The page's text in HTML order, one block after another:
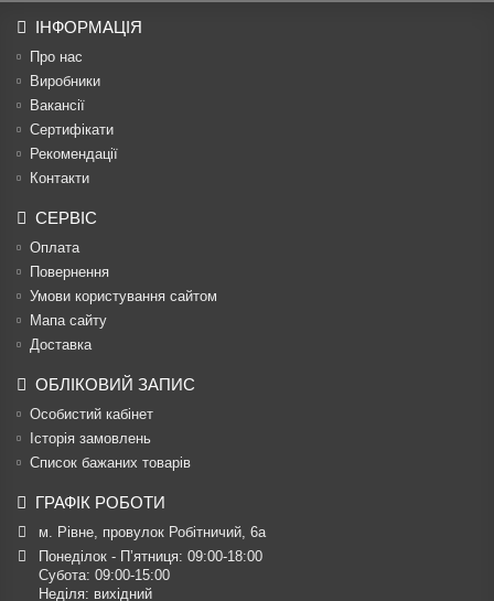
ІНФОРМАЦІЯ
Про нас
Виробники
Вакансії
Сертифікати
Рекомендації
Контакти
СЕРВІС
Оплата
Повернення
Умови користування сайтом
Мапа сайту
Доставка
ОБЛІКОВИЙ ЗАПИС
Особистий кабінет
Історія замовлень
Список бажаних товарів
ГРАФІК РОБОТИ
м. Рівне, провулок Робітничий, 6а
Понеділок - П’ятниця: 09:00-18:00
Субота: 09:00-15:00
Неділя: вихідний